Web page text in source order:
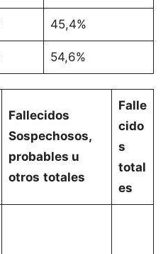
45,4%
54,6%
Fallecidos
Sospechosos,
probables u
otros totales
Falle
cido
s
total
es